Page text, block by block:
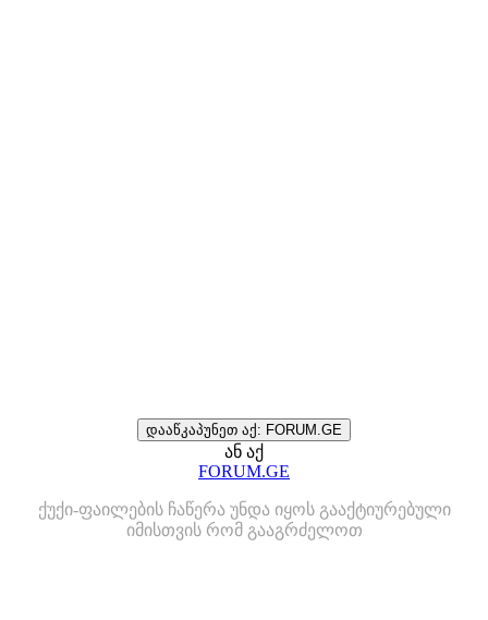
დააწკაპუნეთ აქ: FORUM.GE
ან აქ
FORUM.GE
ქუქი-ფაილების ჩაწერა უნდა იყოს გააქტიურებული
იმისთვის რომ გააგრძელოთ